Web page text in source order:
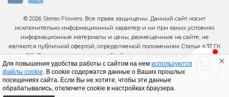
Для повышения удобства работы с сайтом на нем используются
файлы cookie. В cookie содержатся данные о Ваших прошлых
посещениях сайта. Если Вы не хотите, чтобы эти данные
обрабатывались, отключите cookie в настройках браузера.
© 2026 Stereo Flowers. Все права защищены. Данный сайт носит
исключительно информационный характер и ни при каких условиях
информационные материалы и цены, размещенные на сайте, не
являются публичной офертой, определяемой положениям Статьи 437 ГК
РФ.Политика в отношении обработки персональных данных.